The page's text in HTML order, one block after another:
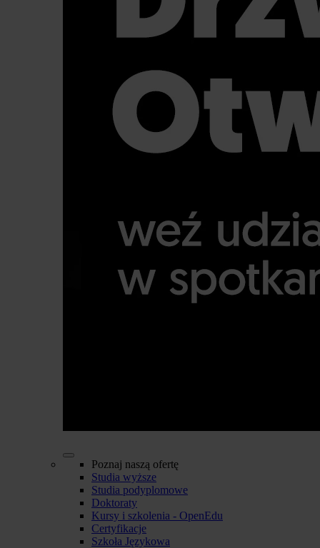
Poznaj naszą ofertę
Studia wyższe
Studia podyplomowe
Doktoraty
Kursy i szkolenia - OpenEdu
Certyfikacje
Szkoła Językowa